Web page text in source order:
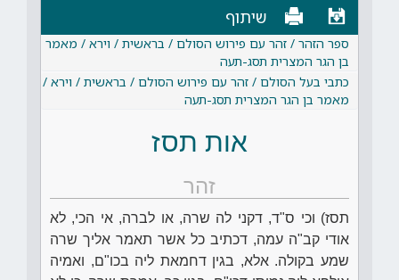
שיתוף
ספר הזהר / זהר עם פירוש הסולם / בראשית / וירא / מאמר
בן הגר המצרית תסג-תעה
כתבי בעל הסולם / זהר עם פירוש הסולם / בראשית / וירא /
מאמר בן הגר המצרית תסג-תעה
אות תסז
זהר
תסז) וכי ס"ד, דקני לה שרה, או לברה, אי הכי, לא
אודי קב"ה עמה, דכתיב כל אשר תאמר אליך שרה
שמע בקולה. אלא, בגין דחמאת ליה בכו"ם, ואמיה